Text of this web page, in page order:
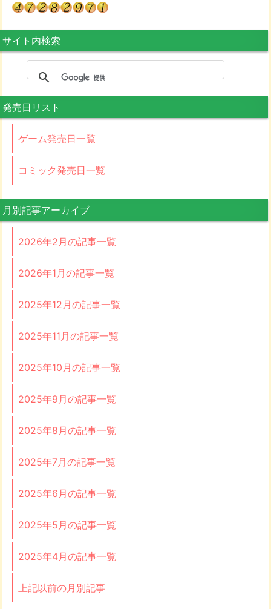
サイト内検索
発売日リスト
ゲーム発売日一覧
コミック発売日一覧
月別記事アーカイブ
2026年2月の記事一覧
2026年1月の記事一覧
2025年12月の記事一覧
2025年11月の記事一覧
2025年10月の記事一覧
2025年9月の記事一覧
2025年8月の記事一覧
2025年7月の記事一覧
2025年6月の記事一覧
2025年5月の記事一覧
2025年4月の記事一覧
上記以前の月別記事